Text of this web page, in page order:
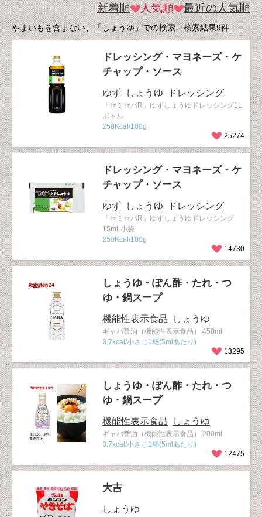
新着順 人気順 最近の人気順
やまいもを含まない、「しょうゆ」での検索 検索結果9件
ドレッシング・マヨネーズ・ケ
チャップ・ソース
ゆず しょうゆ ドレッシング
「セミセパR」ゆずしょうゆドレッシング1L
ボトル
250Kcal/100g
25274
ドレッシング・マヨネーズ・ケ
チャップ・ソース
ゆず しょうゆ ドレッシング
「セミセパR」ゆずしょうゆドレッシング
15mL小袋
250Kcal/100g
14730
しょうゆ・ぽん酢・たれ・つ
ゆ・鍋スープ
機能性表示食品 しょうゆ
ギャバ醤油（機能性表示食品） 450ml
3.7kcal/小さじ1杯(5mlあたり)
13295
しょうゆ・ぽん酢・たれ・つ
ゆ・鍋スープ
機能性表示食品 しょうゆ
ギャバ醤油（機能性表示食品） 200ml
3.7kcal/小さじ1杯(5mlあたり)
12475
大吉
しょうゆ